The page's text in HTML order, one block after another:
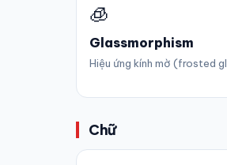
🧊
Glassmorphism
Hiệu ứng kính mờ (frosted
Chữ